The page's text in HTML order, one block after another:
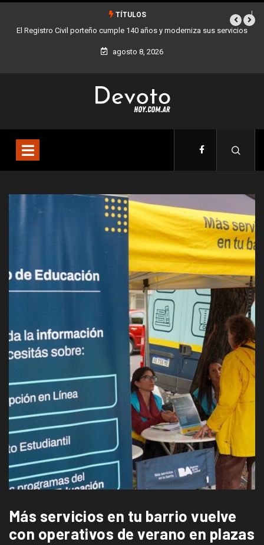
TÍTULOS
Buenos Aires sumó 12 nuevos Bares Notables y ya son 90 en toda la
Ciudad
agosto 8, 2026
Más servicios en tu barrio vuelve
con operativos de verano en plazas